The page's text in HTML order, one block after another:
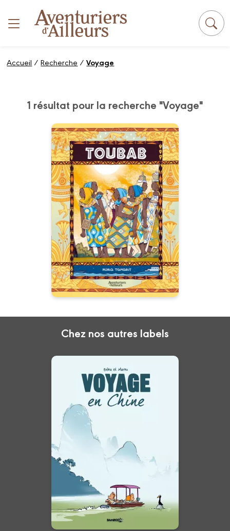
Accueil /Recherche /Voyage
1 résultat pour la recherche "Voyage"
Toubab
Tome 01
Date de parution :
21/02/2024
Un voyage initiatique sensuel et
envoutant.
Chez nos autres labels
Voyage...
Tome 01
27/03/2013
En voir +
Panneau de gestion des cookies